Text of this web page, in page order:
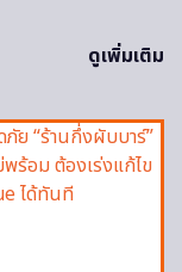
ดูเพิ่มเติม